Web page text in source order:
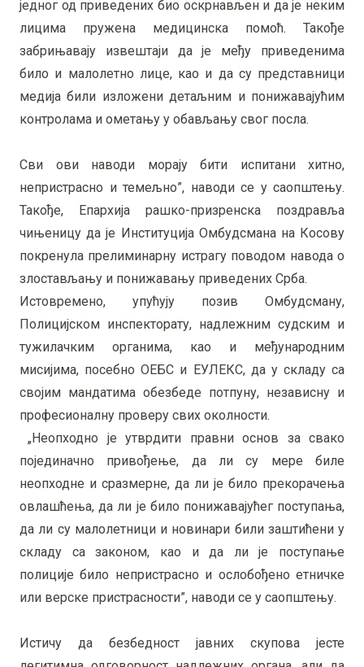
једног од приведених био оскрнављен и да је неким
лицима пружена медицинска помоћ. Такође
забрињавају извештаји да је међу приведенима
било и малолетно лице, као и да су представници
медија били изложени детаљним и понижавајућим
контролама и ометању у обављању свог посла.
Сви ови наводи морају бити испитани хитно,
непристрасно и темељно”, наводи се у саопштењу.
Такође, Епархија рашко-призренска поздравља
чињеницу да је Институција Омбудсмана на Косову
покренула прелиминарну истрагу поводом навода о
злостављању и понижавању приведених Срба.
Истовремено, упућују позив Омбудсману,
Полицијском инспекторату, надлежним судским и
тужилачким органима, као и међународним
мисијима, посебно ОЕБС и ЕУЛЕКС, да у складу са
својим мандатима обезбеде потпуну, независну и
професионалну проверу свих околности.
„Неопходно је утврдити правни основ за свако
појединачно привођење, да ли су мере биле
неопходне и сразмерне, да ли је било прекорачења
овлашћења, да ли је било понижавајућег поступања,
да ли су малолетници и новинари били заштићени у
складу са законом, као и да ли је поступање
полиције било непристрасно и ослобођено етничке
или верске пристрасности”, наводи се у саопштењу.
Истичу да безбедност јавних скупова јесте